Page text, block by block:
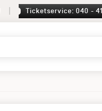
Ticketservice: 040 -